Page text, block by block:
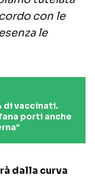
con le
le
di vaccinati.
porti anche
dalla curva